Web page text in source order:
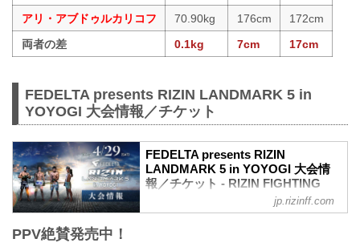
アリ・アブドゥルカリコフ
70.90kg 176cm
172cm
両者の差
0.1kg 7cm 17cm
FEDELTA presents RIZIN LANDMARK 5 in
YOYOGI 大会情報／チケット
FEDELTA presents RIZIN
LANDMARK 5 in YOYOGI 大会情
報／チケット - RIZIN FIGHTING
FEDERATION オフィシャルサイト
jp.rizinff.com
PPV絶賛発売中！